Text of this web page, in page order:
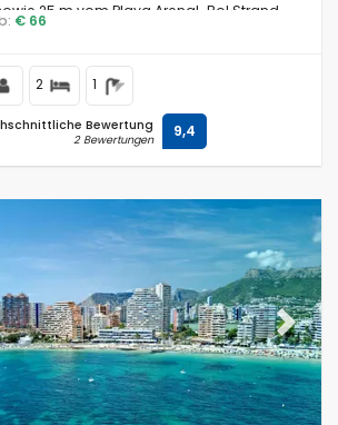
25 m vom Playa Arenal-Bol Strand
€ 66
2 1
Bewertung
2 Bewertungen 9,4
Next